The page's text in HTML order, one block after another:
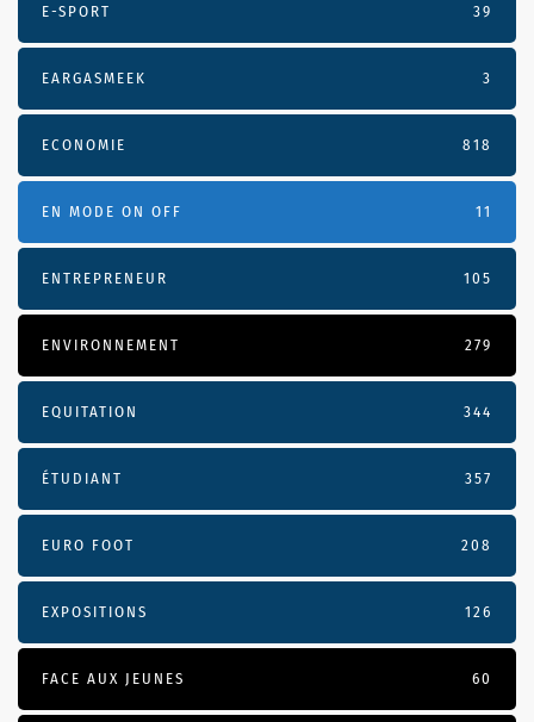
E-SPORT 39
EARGASMEEK 3
ECONOMIE 818
EN MODE ON OFF 11
ENTREPRENEUR 105
ENVIRONNEMENT 279
EQUITATION 344
ÉTUDIANT 357
EURO FOOT 208
EXPOSITIONS 126
FACE AUX JEUNES 60